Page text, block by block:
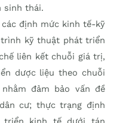
sinh thái.
định mức kinh tế-kỹ
kỹ thuật phát triển
liên kết chuỗi giá trị,
dược liệu theo chuỗi
đảm bảo vấn đề
cư; thực trạng định